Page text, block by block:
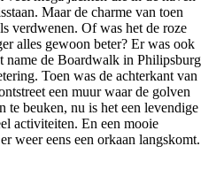
Maar de charme van toen
verdwenen. Of was het de roze
alles gewoon beter? Er was ook
name de Boardwalk in Philipsburg
Toen was de achterkant van
een muur waar de golven
te beuken, nu is het een levendige
activiteiten. En een mooie
weer eens een orkaan langskomt.